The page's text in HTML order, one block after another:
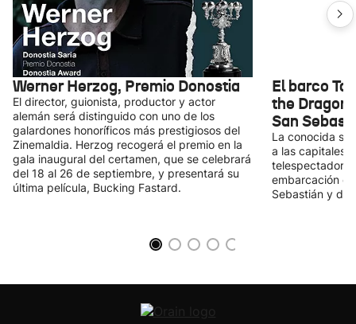
Werner Herzog, Premio Donostia
El director, guionista, productor y actor
alemán será distinguido con uno de los
galardones honoríficos más prestigiosos del
Zinemaldia. Herzog recogerá el premio en la
gala inaugural del certamen, que se celebrará
del 18 al 26 de septiembre, y presentará su
última película, Bucking Fastard.
El barco
the
San
La conocida
a las capitales
embarcación
Sebastián y del